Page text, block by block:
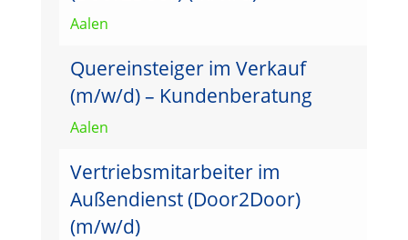
Aalen
Quereinsteiger im Verkauf
(m/w/d) – Kundenberatung
Aalen
Vertriebsmitarbeiter im
Außendienst (Door2Door)
(m/w/d)